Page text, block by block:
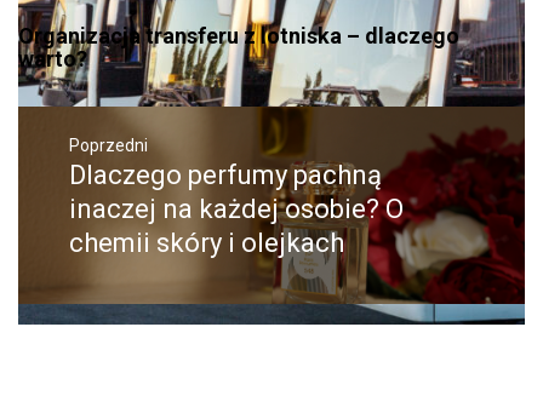
Organizacja transferu z lotniska – dlaczego
warto?
Nawigacja
wpisuPoprzedni
Poprzedni
wpis:
Dlaczego perfumy pachną
inaczej na każdej osobie? O
chemii skóry i olejkach